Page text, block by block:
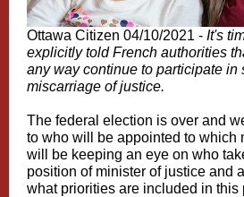
Ottawa Citizen 04/10/2021 - It's
explicitly told French authorities
any way continue to participate in
miscarriage of justice.
The federal election is over and
to who will be appointed to which
will be keeping an eye on who
position of minister of justice and
what priorities are included in this